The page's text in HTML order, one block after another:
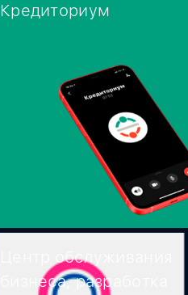
Кредиториум
Центр обслуживания
бизнеса, разработка